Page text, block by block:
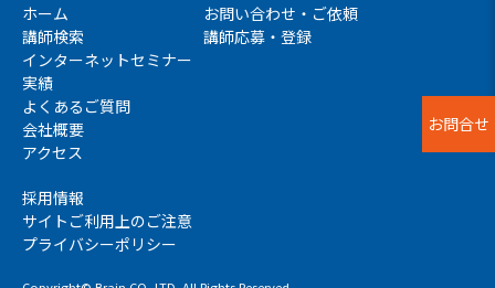
ホーム
講師検索
インターネットセミナー
実績
よくあるご質問
会社概要
アクセス
お問い合わせ・ご依頼
講師応募・登録
採用情報
サイトご利用上のご注意
プライバシーポリシー
お問合せ